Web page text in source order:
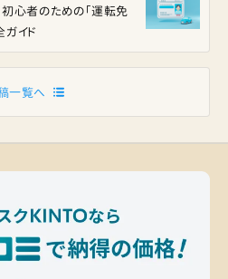
心者のための「運転免
イド
一覧へ